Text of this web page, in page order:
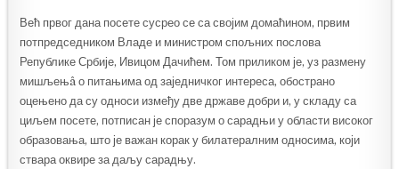
Већ првог дана посете сусрео се са својим домаћином, првим
потпредседником Владе и министром спољних послова
Републике Србије, Ивицом Дачићем. Том приликом је, уз размену
мишљењâ о питањима од заједничког интереса, обострано
оцењено да су односи између две државе добри и, у складу са
циљем посете, потписан је споразум о сарадњи у области високог
образовања, што је важан корак у билатералним односима, који
ствара оквире за даљу сарадњу.